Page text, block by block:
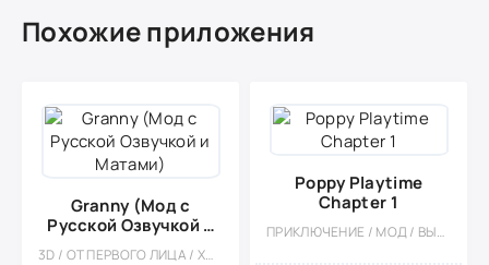
Похожие приложения
Granny (Мод с
Русской Озвучкой и
Матами)
3D / ОТ ПЕРВОГО ЛИЦА / ХОРРОР НА ВЫЖИВАНИЕ / ВЫЖИВАНИЕ / КАЗУАЛЬНЫЕ / МОД / ОДНОПОЛЬЗОВАТЕЛЬСКИЕ / СТИЛИЗАЦИЯ / ОФЛАЙН / ХОРРОР
Poppy Playtime
Chapter 1
ПРИКЛЮЧЕНИЕ / МОД / ВЫЖИВАНИЕ / ОФЛАЙН / ЭКШЕНЫ / КАЗУАЛЬНЫЕ / ОДНОПОЛЬЗОВАТЕЛЬСКИЕ / 3D / ХОРРОР